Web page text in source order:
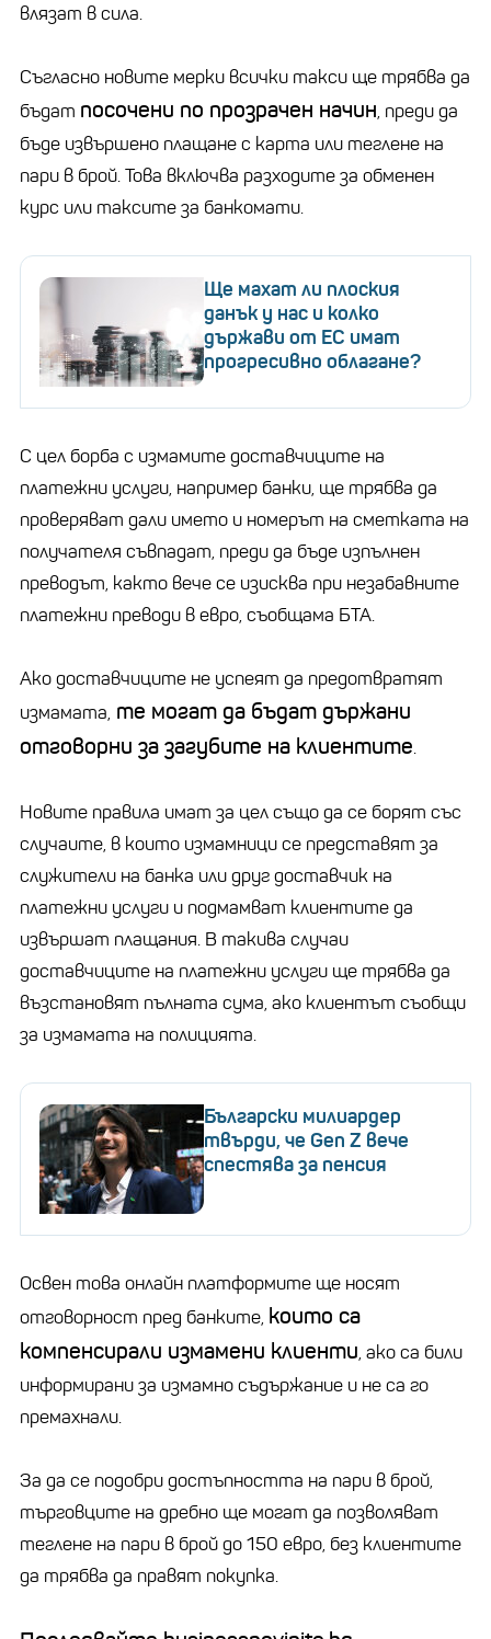
влязат в сила.
Съгласно новите мерки всички такси ще трябва да
бъдат посочени по прозрачен начин, преди да
бъде извършено плащане с карта или теглене на
пари в брой. Това включва разходите за обменен
курс или таксите за банкомати.
Ще махат ли плоския
данък у нас и колко
държави от ЕС имат
прогресивно облагане?
С цел борба с измамите доставчиците на
платежни услуги, например банки, ще трябва да
проверяват дали името и номерът на сметката на
получателя съвпадат, преди да бъде изпълнен
преводът, както вече се изисква при незабавните
платежни преводи в евро, съобщама БТА.
Ако доставчиците не успеят да предотвратят
измамата, те могат да бъдат държани
отговорни за загубите на клиентите.
Новите правила имат за цел също да се борят със
случаите, в които измамници се представят за
служители на банка или друг доставчик на
платежни услуги и подмамват клиентите да
извършат плащания. В такива случаи
доставчиците на платежни услуги ще трябва да
възстановят пълната сума, ако клиентът съобщи
за измамата на полицията.
Български милиардер
твърди, че Gen Z вече
спестява за пенсия
Освен това онлайн платформите ще носят
отговорност пред банките, които са
компенсирали измамени клиенти, ако са били
информирани за измамно съдържание и не са го
премахнали.
За да се подобри достъпността на пари в брой,
търговците на дребно ще могат да позволяват
теглене на пари в брой до 150 евро, без клиентите
да трябва да правят покупка.